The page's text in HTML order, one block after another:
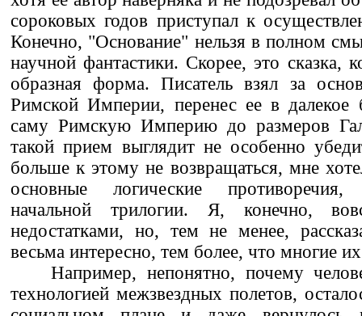
сороковых годов приступал к
Конечно, "Основание" нельзя в полном
научной фантастики. Скорее, это сказка,
образная форма. Писатель взял за
Римской Империи, перенес ее в далекое
саму Римскую Империю до размеров
такой прием выглядит не особенно
больше к этому не возвращаться, мне
основные логические
начальной трилогии. Я, конечно,
недостатками, но, тем не менее,
весьма интересно, тем более, что многие
Например, непонятно, почему
технологией межзвездных полетов,